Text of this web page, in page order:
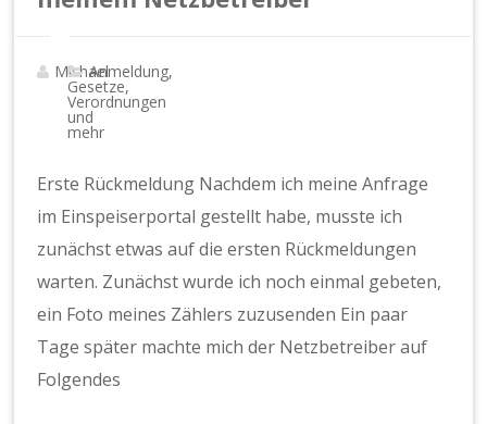
MichaelAnmeldung,
Gesetze,
Verordnungen
und
mehr
Erste Rückmeldung Nachdem ich meine Anfrage
im Einspeiserportal gestellt habe, musste ich
zunächst etwas auf die ersten Rückmeldungen
warten. Zunächst wurde ich noch einmal gebeten,
ein Foto meines Zählers zuzusenden Ein paar
Tage später machte mich der Netzbetreiber auf
Folgendes